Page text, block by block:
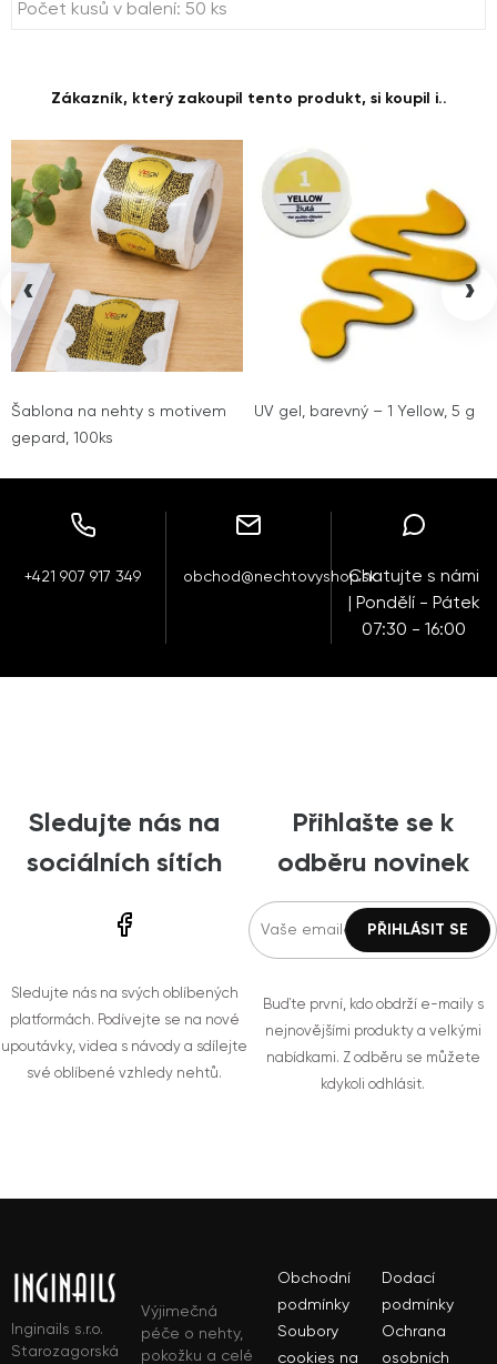
Počet kusů v balení: 50 ks
Zákazník, který zakoupil tento produkt, si koupil i..
Šablona na nehty s motivem
gepard, 100ks
UV gel, barevný – 1 Yellow, 5 g
‹ ›
+421 907 917 349 obchod@nechtovyshop.skChatujte s námi
| Pondělí - Pátek
07:30 - 16:00
Sledujte nás na
sociálních sítích
Sledujte nás na svých oblíbených
platformách. Podívejte se na nové
upoutávky, videa s návody a sdílejte
své oblíbené vzhledy nehtů.
Přihlašte se k
odběru novinek
Buďte první, kdo obdrží e-maily s
nejnovějšími produkty a velkými
nabídkami. Z odběru se můžete
kdykoli odhlásit.
Inginails s.r.o.
Starozagorská
Výjimečná
péče o nehty,
pokožku a celé
Obchodní
podmínky
Dodací
podmínky
Soubory
cookies na
Ochrana
osobních